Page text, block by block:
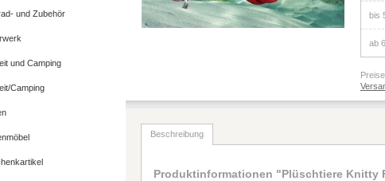
und Zubehör
und Camping
Camping
bis
ab
Beschreibung
Produktinformationen "Plüschtiere Knitty